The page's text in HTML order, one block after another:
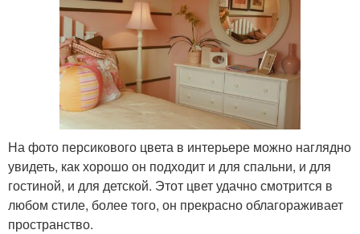
На фото персикового цвета в интерьере можно наглядно
увидеть, как хорошо он подходит и для спальни, и для
гостиной, и для детской. Этот цвет удачно смотрится в
любом стиле, более того, он прекрасно облагораживает
пространство.